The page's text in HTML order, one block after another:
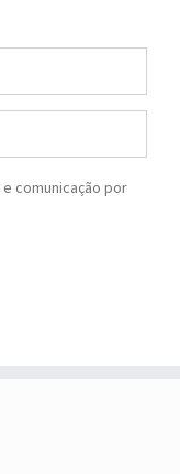
comunicação por